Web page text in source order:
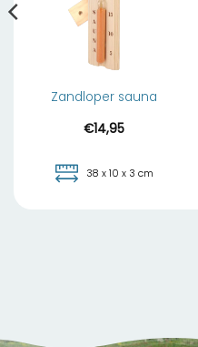
Zandloper sauna
€14,95
38 x 10 x 3 cm